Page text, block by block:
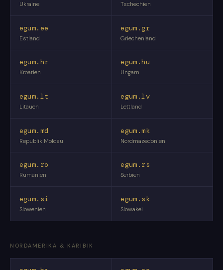
Ukraine Tschechien
egum.ee
Estland
egum.gr
Griechenland
egum.hr
Kroatien
egum.hu
Ungarn
egum.lt
Litauen
egum.lv
Lettland
egum.md
Republik Moldau
egum.mk
Nordmazedonien
egum.ro
Rumänien
egum.rs
Serbien
egum.si
Slowenien
egum.sk
Slowakei
NORDAMERIKA & KARIBIK